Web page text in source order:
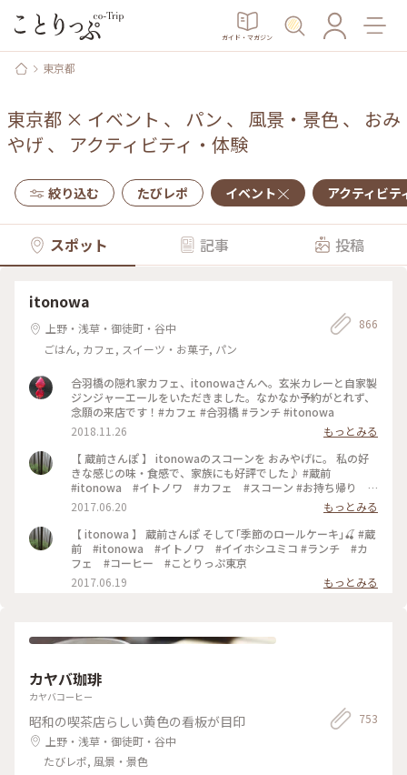
ガイド・マガジン
東京都
東京都 × イベント 、 パン 、 風景・景色、 おみ
やげ 、 アクティビティ・体験
絞り込む たびレポ イベント アクティビテ
スポット 記事 投稿
itonowa
上野・浅草・御徒町・谷中
ごはん, カフェ, スイーツ・お菓子, パン
866
合羽橋の隠れ家カフェ、itonowaさんへ。玄米カレーと自家製
ジンジャーエールをいただきました。なかなか予約がとれず、
念願の来店です！#カフェ #合羽橋 #ランチ #itonowa
2018.11.26
もっとみる
【 蔵前さんぽ 】 itonowaのスコーンを おみやげに。 私の好
きな感じの味・食感で、家族にも好評でした♪ #蔵前
#itonowa #イトノワ #カフェ #スコーン #お持ち帰り #
おみやげ
2017.06.20
もっとみる
【 itonowa 】 蔵前さんぽ そして｢季節のロールケーキ｣🍒 #蔵
前 #itonowa #イトノワ #イイホシユミコ #ランチ #カ
フェ #コーヒー #ことりっぷ東京
2017.06.19
もっとみる
カヤバ珈琲
カヤバコーヒー
昭和の喫茶店らしい黄色の看板が目印
上野・浅草・御徒町・谷中
たびレポ, 風景・景色
753